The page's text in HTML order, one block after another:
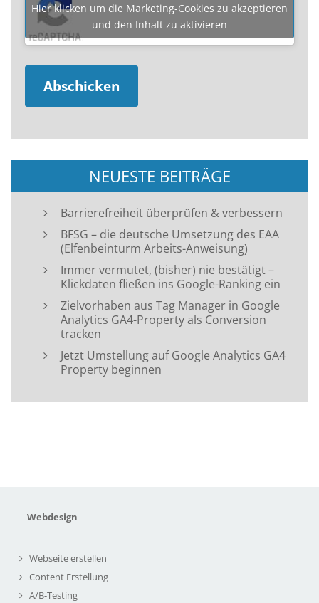
Hier klicken um die Marketing-Cookies zu akzeptieren
und den Inhalt zu aktivieren
NEUESTE BEITRÄGE
Barrierefreiheit überprüfen & verbessern
BFSG – die deutsche Umsetzung des EAA
(Elfenbeinturm Arbeits-Anweisung)
Immer vermutet, (bisher) nie bestätigt –
Klickdaten fließen ins Google-Ranking ein
Zielvorhaben aus Tag Manager in Google
Analytics GA4-Property als Conversion
tracken
Jetzt Umstellung auf Google Analytics GA4
Property beginnen
Webdesign
Webseite erstellen
Content Erstellung
A/B-Testing